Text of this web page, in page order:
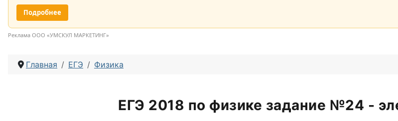
Подробнее
Реклама ООО «УМСКУЛ МАРКЕТИНГ»
Главная ЕГЭ Физика
ЕГЭ 2018 по физике задание №24 -